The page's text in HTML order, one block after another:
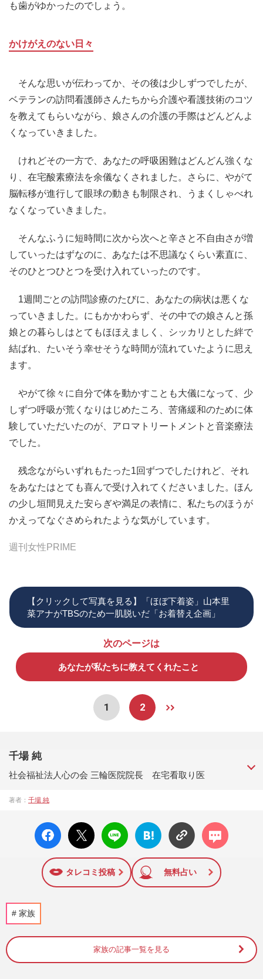
も歯がゆかったのでしょう。
かけがえのない日々
そんな思いが伝わってか、その後は少しずつでしたが、
ベテランの訪問看護師さんたちから介護や看護技術のコツ
を教えてもらいながら、娘さんの介護の手際はどんどんよ
くなっていきました。
けれどその一方で、あなたの呼吸困難はどんどん強くな
り、在宅酸素療法を余儀なくされました。さらに、やがて
脳転移が進行して眼球の動きも制限され、うまくしゃべれ
なくなっていきました。
そんなふうに短時間に次から次へと辛さと不自由さが増
していったはずなのに、あなたは不思議なくらい素直に、
そのひとつひとつを受け入れていったのです。
1週間ごとの訪問診療のたびに、あなたの病状は悪くな
っていきました。にもかかわらず、その中での娘さんと孫
娘との暮らしはとてもほほえましく、シッカリとした絆で
結ばれ、たいそう幸せそうな時間が流れていたように思え
ます。
やがて徐々に自分で体を動かすことも大儀になって、少
しずつ呼吸が荒くなりはじめたころ、苦痛緩和のために体
験していただいたのが、アロマトリートメントと音楽療法
でした。
残念ながらいずれもたった1回ずつでしたけれど、それ
をあなたはとても喜んで受け入れてくださいました。ほん
の少し垣間見えた安らぎや満足の表情に、私たちのほうが
かえってなぐさめられたような気がしています。
週刊女性PRIME
【クリックして写真を見る】「ほぼ下着姿」山本里
菜アナがTBSのため一肌脱いだ「お着替え企画」
次のページは
あなたが私たちに教えてくれたこと
1 2
千場 純
社会福祉法人心の会 三輪医院院長 在宅看取り医
で「在宅看取り」の普及に取り組む。地域住民と多職種が自
家」を開設。多くのイベントを通じて、住み慣れた家で安ら
かに最期を迎える「看取りの形」を考える。
著者： 千場 純
facebo
ok い
X ポス
ト
LINE
はてな
ブック
に追加
コメン
ト
タレコミ投稿 無料占い
家族
家族の記事一覧を見る